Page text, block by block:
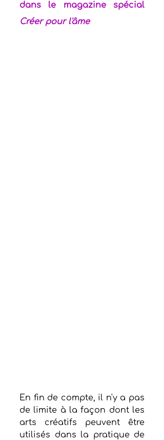
Créer pour l'âme
En fin de compte, il n'y a pas
de limite à la façon dont les
arts créatifs peuvent être
utilisés dans la pratique de